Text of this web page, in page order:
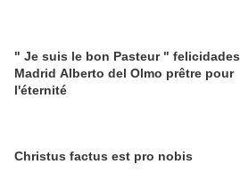
" Je suis le bon Pasteur " felicidades
Madrid Alberto del Olmo prêtre pour
l'éternité
Christus factus est pro nobis